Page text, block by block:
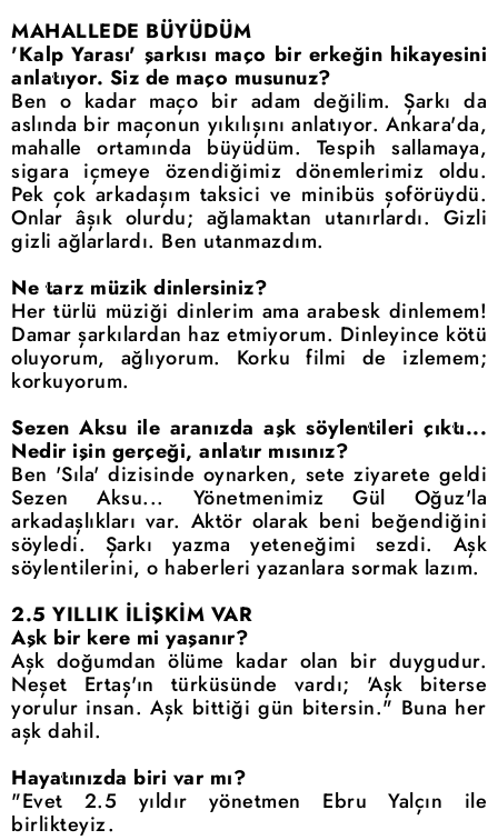
MAHALLEDE BÜYÜDÜM
'Kalp Yarası' şarkısı maço bir erkeğin hikayesini
anlatıyor. Siz de maço musunuz?
Ben o kadar maço bir adam değilim. Şarkı da
aslında bir maçonun yıkılışını anlatıyor. Ankara'da,
mahalle ortamında büyüdüm. Tespih sallamaya,
sigara içmeye özendiğimiz dönemlerimiz oldu.
Pek çok arkadaşım taksici ve minibüs şoförüydü.
Onlar âşık olurdu; ağlamaktan utanırlardı. Gizli
gizli ağlarlardı. Ben utanmazdım.
Ne tarz müzik dinlersiniz?
Her türlü müziği dinlerim ama arabesk dinlemem!
Damar şarkılardan haz etmiyorum. Dinleyince kötü
oluyorum, ağlıyorum. Korku filmi de izlemem;
korkuyorum.
Sezen Aksu ile aranızda aşk söylentileri çıktı...
Nedir işin gerçeği, anlatır mısınız?
Ben 'Sıla' dizisinde oynarken, sete ziyarete geldi
Sezen Aksu... Yönetmenimiz Gül Oğuz'la
arkadaşlıkları var. Aktör olarak beni beğendiğini
söyledi. Şarkı yazma yeteneğimi sezdi. Aşk
söylentilerini, o haberleri yazanlara sormak lazım.
2.5 YILLIK İLİŞKİM VAR
Aşk bir kere mi yaşanır?
Aşk doğumdan ölüme kadar olan bir duygudur.
Neşet Ertaş'ın türküsünde vardı; 'Aşk biterse
yorulur insan. Aşk bittiği gün bitersin." Buna her
aşk dahil.
Hayatınızda biri var mı?
"Evet 2.5 yıldır yönetmen Ebru Yalçın ile
birlikteyiz.